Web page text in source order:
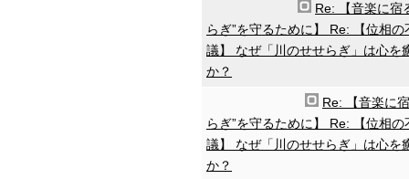
Re: 【音楽に宿
らぎ”を守るために】 Re: 【位相の
議】 なぜ「川のせせらぎ」は心を
か？
Re: 【音楽に
らぎ”を守るために】 Re: 【位相の
議】 なぜ「川のせせらぎ」は心を
か？